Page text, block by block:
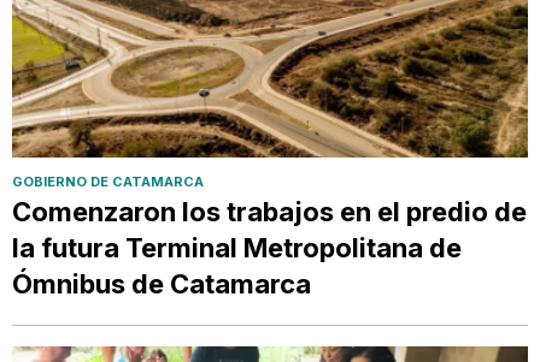
GOBIERNO DE CATAMARCA
Comenzaron los trabajos en el predio de
la futura Terminal Metropolitana de
Ómnibus de Catamarca